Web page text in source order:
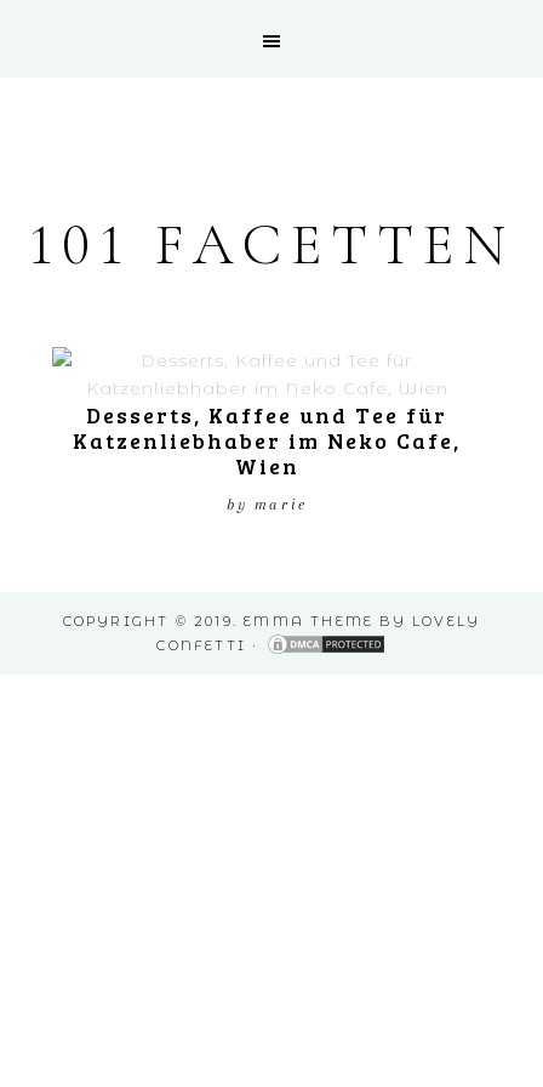
101 FACETTEN
Desserts, Kaffee und Tee für
Katzenliebhaber im Neko Cafe,
Wien
by marie
COPYRIGHT © 2019. EMMA THEME BY LOVELY
CONFETTI ·